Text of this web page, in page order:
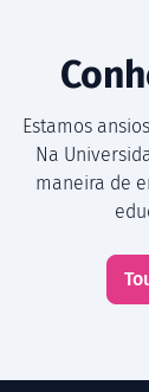
Estamos
Na
maneira de